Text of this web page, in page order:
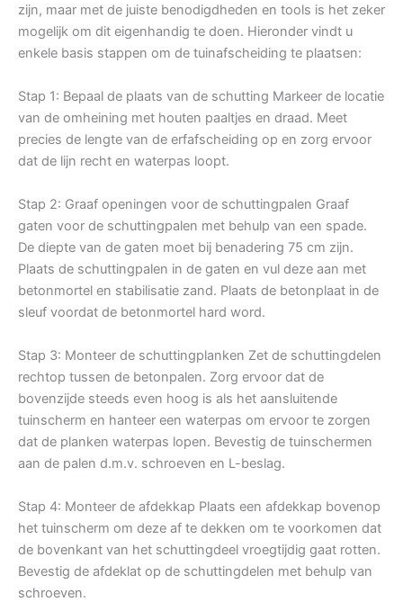
zijn, maar met de juiste benodigdheden en tools is het zeker
mogelijk om dit eigenhandig te doen. Hieronder vindt u
enkele basis stappen om de tuinafscheiding te plaatsen:
Stap 1: Bepaal de plaats van de schutting Markeer de locatie
van de omheining met houten paaltjes en draad. Meet
precies de lengte van de erfafscheiding op en zorg ervoor
dat de lijn recht en waterpas loopt.
Stap 2: Graaf openingen voor de schuttingpalen Graaf
gaten voor de schuttingpalen met behulp van een spade.
De diepte van de gaten moet bij benadering 75 cm zijn.
Plaats de schuttingpalen in de gaten en vul deze aan met
betonmortel en stabilisatie zand. Plaats de betonplaat in de
sleuf voordat de betonmortel hard word.
Stap 3: Monteer de schuttingplanken Zet de schuttingdelen
rechtop tussen de betonpalen. Zorg ervoor dat de
bovenzijde steeds even hoog is als het aansluitende
tuinscherm en hanteer een waterpas om ervoor te zorgen
dat de planken waterpas lopen. Bevestig de tuinschermen
aan de palen d.m.v. schroeven en L-beslag.
Stap 4: Monteer de afdekkap Plaats een afdekkap bovenop
het tuinscherm om deze af te dekken om te voorkomen dat
de bovenkant van het schuttingdeel vroegtijdig gaat rotten.
Bevestig de afdeklat op de schuttingdelen met behulp van
schroeven.